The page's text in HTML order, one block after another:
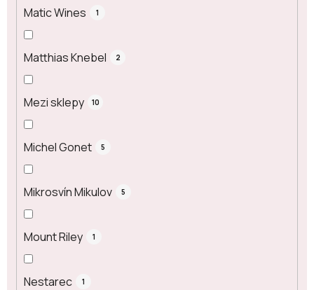
Matic Wines 1
Matthias Knebel 2
Mezi sklepy 10
Michel Gonet 5
Mikrosvín Mikulov 5
Mount Riley 1
Nestarec 1